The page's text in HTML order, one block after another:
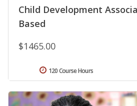
Child Development
Based
$1465.00
120 Course Hours